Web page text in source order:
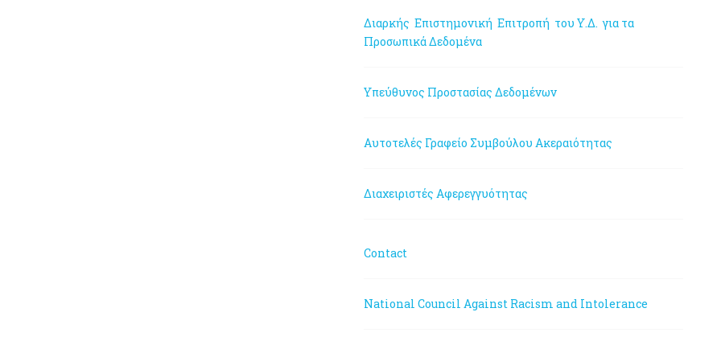
Διαρκής Επιστημονική Επιτροπή του Υ.Δ. για τα
Προσωπικά Δεδομένα
Υπεύθυνος Προστασίας Δεδομένων
Αυτοτελές Γραφείο Συμβούλου Ακεραιότητας
Διαχειριστές Αφερεγγυότητας
Contact
National Council Against Racism and Intolerance